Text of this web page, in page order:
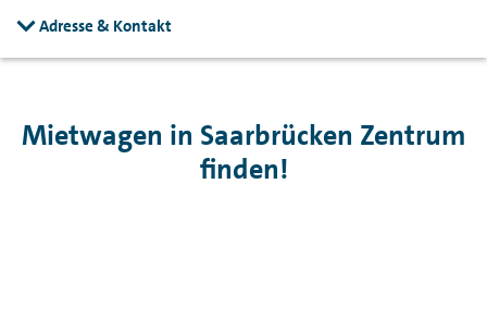
Adresse & Kontakt
Mietwagen in Saarbrücken Zentrum
finden!